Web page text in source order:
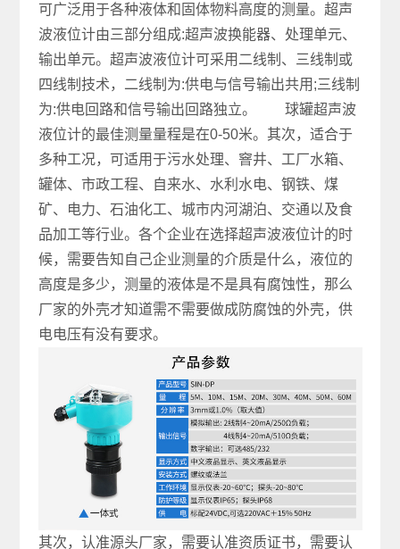
可广泛用于各种液体和固体物料高度的测量。超声
波液位计由三部分组成:超声波换能器、处理单元、
输出单元。超声波液位计可采用二线制、三线制或
四线制技术，二线制为:供电与信号输出共用;三线制
为:供电回路和信号输出回路独立。 球罐超声波
液位计的最佳测量量程是在0-50米。其次，适合于
多种工况，可适用于污水处理、窨井、工厂水箱、
罐体、市政工程、自来水、水利水电、钢铁、煤
矿、电力、石油化工、城市内河湖泊、交通以及食
品加工等行业。各个企业在选择超声波液位计的时
候，需要告知自己企业测量的介质是什么，液位的
高度是多少，测量的液体是不是具有腐蚀性，那么
厂家的外壳才知道需不需要做成防腐蚀的外壳，供
电电压有没有要求。
其次，认准源头厂家，需要认准资质证书，需要认